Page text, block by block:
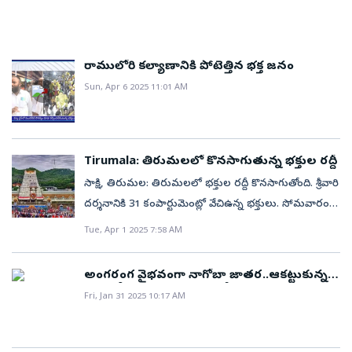
రాములోరి కల్యాణానికి పోటెత్తిన భక్త జనం
Sun, Apr 6 2025 11:01 AM
Tirumala: తిరుమలలో కొనసాగుతున్న భక్తుల రద్దీ
సాక్షి, తిరుమల: తిరుమలలో భక్తుల రద్దీ కొనసాగుతోంది. శ్రీవారి
దర్శనానికి 31 కంపార్టుమెంట్లో వేచిఉన్న భక్తులు. సోమవారం
అర్ధరాత్రి వరకు 73,007 మంది స్వామివారిని దర్శించుకోగా
స్వామివారికి కానుకల రూపంలో హుండీలో రూ.3.04 కోట్లు
సమర్పించారు.టిక్కెట్లు లేని భక్తులకు 18 గంటలు పడుతోంది.
Tue, Apr 1 2025 7:58 AM
అంగరంగ వైభవంగా నాగోబా జాతర..ఆకట్టుకున్న
ఆదివాసీల సాంస్కృతి (ఫొటోలు)
Fri, Jan 31 2025 10:17 AM